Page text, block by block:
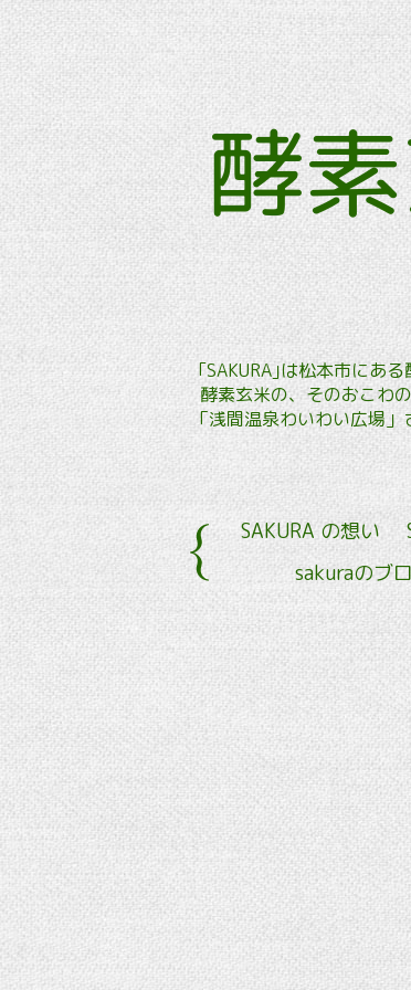
酵
｢SAKURA｣は松本市にあ
酵素玄米の、そのおこわ
「浅間温泉わいわい広場
SAKURA の想い
sakuraのブ